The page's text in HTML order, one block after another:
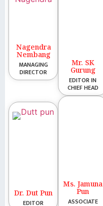
Nagendra
Nembang
MANAGING
DIRECTOR
Mr. SK
Gurung
EDITOR IN
CHIEF HEAD
Dr. Dut Pun
EDITOR
Ms. Jamuna
Pun
ASSOCIATE